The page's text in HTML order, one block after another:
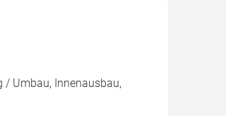
/ Umbau, Innenausbau,